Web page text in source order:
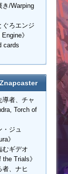
き/Warping
ぐろエンジ
》
cards
導者、チャ
Torch of
ジュ
》
むギデオ
Trials》
者、ナヒ